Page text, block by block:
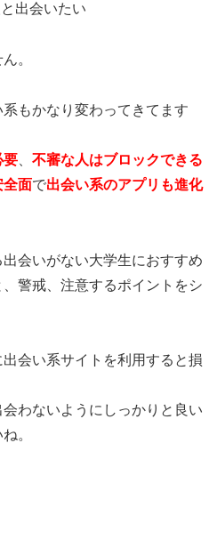
出会いたい
。
もかなり変わってきてます
要
不審な人はブロックできる
全面で出会い系のアプリも進化
会いがない大学生におすすめ
警戒、注意するポイントをシ
会い系サイトを利用すると損
わないようにしっかりと良い
。